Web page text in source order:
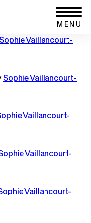
MENU
Sophie Vaillancourt-
Sophie Vaillancourt-
Vaillancourt-
Vaillancourt-
Vaillancourt-